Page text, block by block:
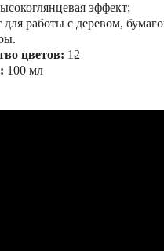
эффект;
для работы с деревом,
цветов: 12
100 мл